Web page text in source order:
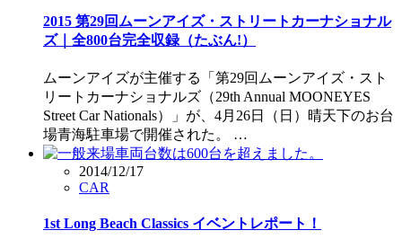
2015 第29回ムーンアイズ・ストリートカーナショナル
ズ｜全800台完全収録（たぶん!）
ムーンアイズが主催する「第29回ムーンアイズ・スト
リートカーナショナルズ（29th Annual MOONEYES
Street Car Nationals）」が、4月26日（日）晴天下のお台
場青海駐車場で開催された。 …
2014/12/17
CAR
1st Long Beach Classics イベントレポート！